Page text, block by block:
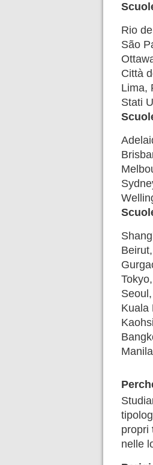
Rio
São
Città
Lima,
Stati
Kuala
propri
nelle